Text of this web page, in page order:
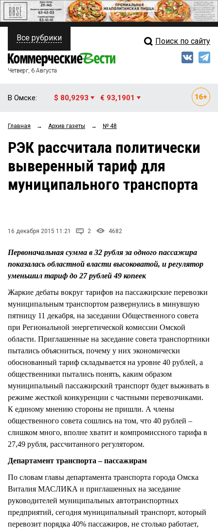
ПОЛИТИКА
ФИНАНСЫ
ОБЩЕСТВО
ЗАКОН
НОВОСТИ КОМПАНИЙ
Свежий выпуск
Рейтинги
Блоги
Архив
Все рубрики Поиск по сайту
Четверг, 6 Августа
В Омске: $ 80,9293 € 93,1901
Главная → Архив газеты → № 48
РЭК рассчитала политически
выверенный тариф для
муниципального транспорта
16 декабря 2015 11:21 2 4682
Первоначальная сумма в 32 рубля за одного пассажира
показалась областной власти высоковатой, и регулятор
уменьшил тариф до 27 рублей 49 копеек
Жаркие дебаты вокруг тарифов на пассажирские перевозки
муниципальным транспортом развернулись в минувшую
пятницу 11 декабря, на заседании Общественного совета
при Региональной энергетической комиссии Омской
области. Приглашенные на заседание совета транспортники
пытались объясниться, почему у них экономически
обоснованный тариф складывается на уровне 40 рублей, а
общественники пытались понять, каким образом
муниципальный пассажирский транспорт будет выживать в
режиме жесткой конкуренции с частными перевозчиками.
К единому мнению стороны не пришли. А члены
общественного совета сошлись на том, что 40 рублей –
слишком много, вполне хватит и компромиссного тарифа в
27,49 рубля, рассчитанного регулятором.
Департамент транспорта – пассажирам
По словам главы департамента транспорта города Омска
Виталия МАСЛИКА и приглашенных на заседание
руководителей муниципальных автотранспортных
предприятий, сегодня муниципальный транспорт, который
перевозит порядка 40% пассажиров, не столько работает,